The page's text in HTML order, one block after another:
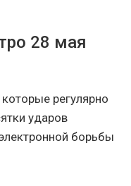
28 мая
регулярно
ударов
борьбы